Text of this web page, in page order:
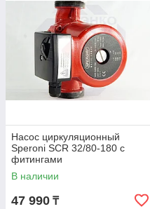
Насос циркуляционный
Speroni SCR 32/80-180 с
фитингами
В наличии
47 990 ₸